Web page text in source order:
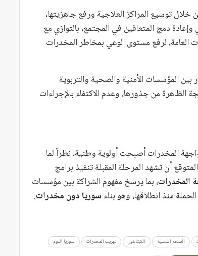
توسيع المراكز العلاجية ورفع جاهزيتها،
دمج المتعافين في المجتمع، بالتوازي مع
لرفع مستوى الوعي بمخاطر المخدرات
المؤسسات الأمنية والصحية والتربوية
الظاهرة من جذورها، وعدم الاكتفاء بالإجراءات
المخدرات أصبحت أولوية وطنية، نظراً لما
أن تشهد المرحلة المقبلة تنفيذ برامج
المخدرات، بما يرسخ مفهوم الشراكة بين مؤسسات
منذ انطلاقها، وهو بناء سوريا دون مخدرات.
الصحة النفسية الكبتاغون تهريب المخدرات سوريا اليوم